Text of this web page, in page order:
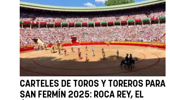
CARTELES DE TOROS Y TOREROS PARA
SAN FERMÍN 2025: ROCA REY, EL